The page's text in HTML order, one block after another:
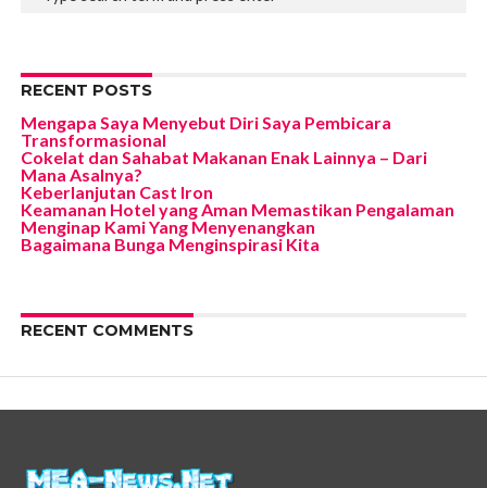
RECENT POSTS
Mengapa Saya Menyebut Diri Saya Pembicara
Transformasional
Cokelat dan Sahabat Makanan Enak Lainnya – Dari
Mana Asalnya?
Keberlanjutan Cast Iron
Keamanan Hotel yang Aman Memastikan Pengalaman
Menginap Kami Yang Menyenangkan
Bagaimana Bunga Menginspirasi Kita
RECENT COMMENTS